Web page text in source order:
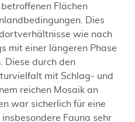
Flächen
Dies
wie nach
mit einer längeren Phase
Diese durch den
mit Schlag- und
reichen Mosaik an
war sicherlich für eine
Fauna sehr